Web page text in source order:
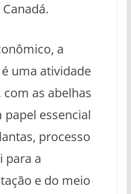
a
uma atividade
as abelhas
essencial
processo
para a
e do meio